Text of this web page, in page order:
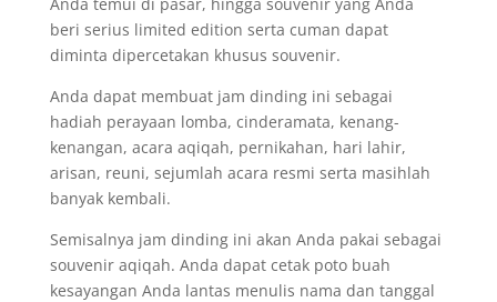
beri serius limited edition serta cuman dapat
diminta dipercetakan khusus souvenir.
Anda dapat membuat jam dinding ini sebagai
hadiah perayaan lomba, cinderamata, kenang-
kenangan, acara aqiqah, pernikahan, hari lahir,
arisan, reuni, sejumlah acara resmi serta masihlah
banyak kembali.
Semisalnya jam dinding ini akan Anda pakai sebagai
souvenir aqiqah. Anda dapat cetak poto buah
kesayangan Anda lantas menulis nama dan tanggal